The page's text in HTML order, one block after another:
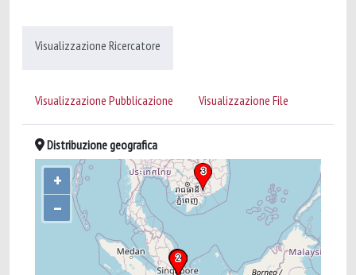
Visualizzazione Ricercatore
Visualizzazione Pubblicazione Visualizzazione File
Distribuzione geografica
+
–